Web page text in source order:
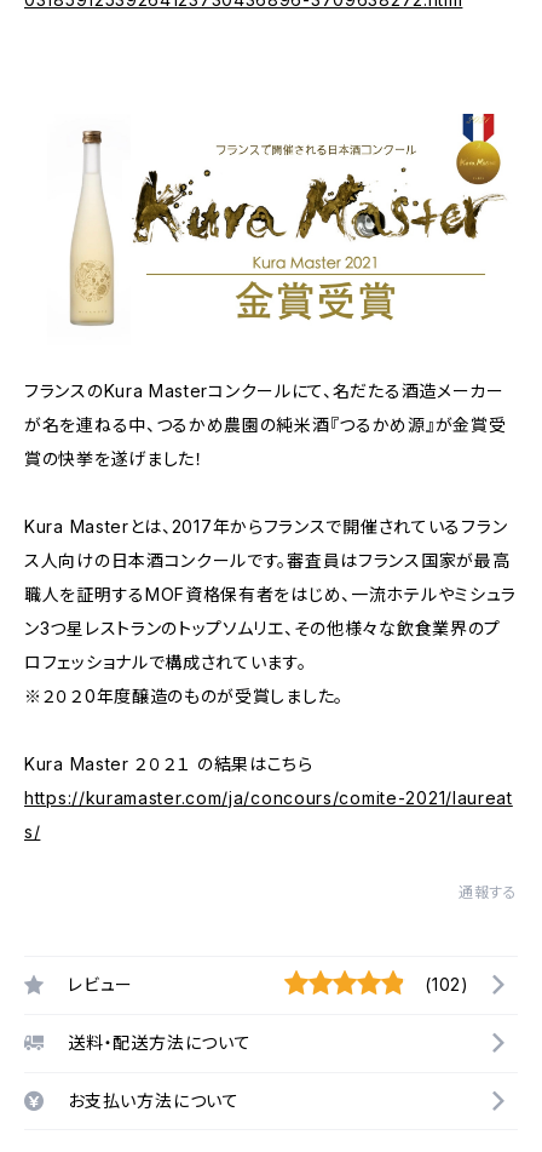
フランスのKura Masterコンクールにて、名だたる酒造メーカー
が名を連ねる中、つるかめ農園の純米酒『つるかめ源』が金賞受
賞の快挙を遂げました！
​Kura Masterとは、2017年からフランスで開催されているフラン
ス人向けの日本酒コンクールです。審査員はフランス国家が最高
職人を証明するMOF資格保有者をはじめ、一流ホテルやミシュラ
ン3つ星レストランのトップソムリエ、その他様々な飲食業界のプ
ロフェッショナルで構成されています。
※２０２0年度醸造のものが受賞しました。
Kura Master ２０２１ の結果はこちら
https://kuramaster.com/ja/concours/comite-2021/laureat
s/
通報する
レビュー (102)
送料・配送方法について
お支払い方法について